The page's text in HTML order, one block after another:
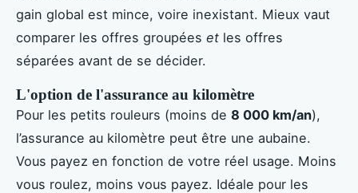
gain global est mince, voire inexistant. Mieux vaut
comparer les offres groupées et les offres
séparées avant de se décider.
L'option de l'assurance au kilomètre
Pour les petits rouleurs (moins de 8 000 km/an),
l’assurance au kilomètre peut être une aubaine.
Vous payez en fonction de votre réel usage. Moins
vous roulez, moins vous payez. Idéale pour les